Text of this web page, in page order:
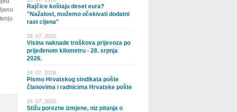
Rajčice koštaju deset eura?
"Nažalost, možemo očekivati dodatni
rast cijena"
28. 07. 2026.
Visina naknade troškova prijevoza po
prijeđenom kilometru - 28. srpnja
2026.
24. 07. 2026.
Pismo Hrvatskog sindikata pošte
članovima i radnicima Hrvatske pošte
24. 07. 2026.
Stižu porezne izmjene, niz pitanja o